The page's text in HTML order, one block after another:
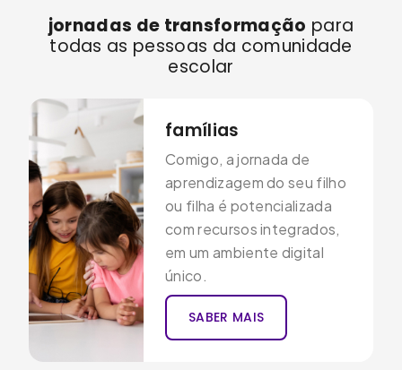
jornadas de transformação para
todas as pessoas da comunidade
escolar
famílias
Comigo, a jornada de
aprendizagem do seu filho
ou filha é potencializada
com recursos integrados,
em um ambiente digital
único.
SABER MAIS